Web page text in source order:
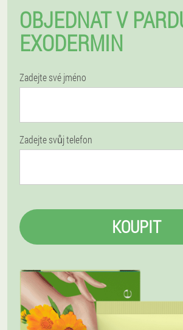
OBJEDNAT V
EXODERMIN
Zadejte své jméno
Zadejte svůj telefon
KOUPIT